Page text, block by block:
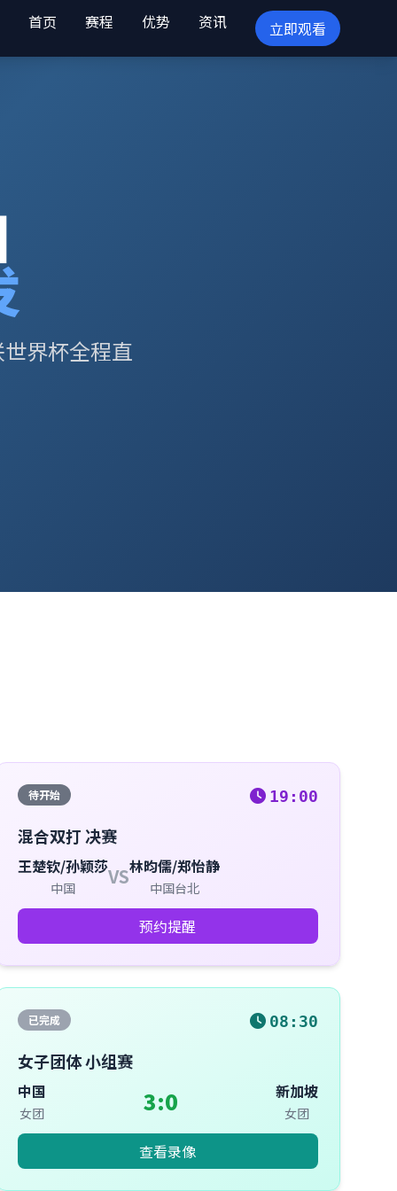
首页 赛程 优势 资讯 立即观看
界杯全程直
待开始 19:00
混合双打 决赛
王楚钦/孙颖莎
中国 VS林昀儒/郑怡静
中国台北
预约提醒
已完成 08:30
女子团体 小组赛
中国
女团 3:0 新加坡
女团
查看录像